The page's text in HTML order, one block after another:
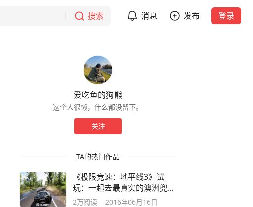
搜索 消息 发布 登录
爱吃鱼的狗熊
这个人很懒，什么都没留下。
关注
TA的热门作品
《极限竞速：地平线3》试
玩：一起去最真实的澳洲兜兜
风
2万阅读 2016年06月16日